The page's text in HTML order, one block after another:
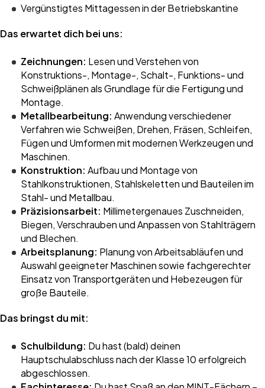
Vergünstigtes Mittagessen in der Betriebskantine
Das erwartet dich bei uns:
Zeichnungen: Lesen und Verstehen von
Konstruktions-, Montage-, Schalt-, Funktions- und
Schweißplänen als Grundlage für die Fertigung und
Montage.
Metallbearbeitung: Anwendung verschiedener
Verfahren wie Schweißen, Drehen, Fräsen, Schleifen,
Fügen und Umformen mit modernen Werkzeugen und
Maschinen.
Konstruktion: Aufbau und Montage von
Stahlkonstruktionen, Stahlskeletten und Bauteilen im
Stahl- und Metallbau.
Präzisionsarbeit: Millimetergenaues Zuschneiden,
Biegen, Verschrauben und Anpassen von Stahlträgern
und Blechen.
Arbeitsplanung: Planung von Arbeitsabläufen und
Auswahl geeigneter Maschinen sowie fachgerechter
Einsatz von Transportgeräten und Hebezeugen für
große Bauteile.
Das bringst du mit:
Schulbildung: Du hast (bald) deinen
Hauptschulabschluss nach der Klasse 10 erfolgreich
abgeschlossen.